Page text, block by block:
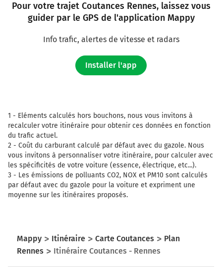
Pour votre trajet Coutances Rennes, laissez vous
guider par le GPS de l'application Mappy
Info trafic, alertes de vitesse et radars
Installer l'app
1 - Eléments calculés hors bouchons, nous vous invitons à
recalculer votre itinéraire pour obtenir ces données en fonction
du trafic actuel.
2 - Coût du carburant calculé par défaut avec du gazole. Nous
vous invitons à personnaliser votre itinéraire, pour calculer avec
les spécificités de votre voiture (essence, électrique, etc...).
3 - Les émissions de polluants CO2, NOX et PM10 sont calculés
par défaut avec du gazole pour la voiture et expriment une
moyenne sur les itinéraires proposés.
Mappy Itinéraire Carte Coutances
Plan
Rennes
Itinéraire Coutances - Rennes